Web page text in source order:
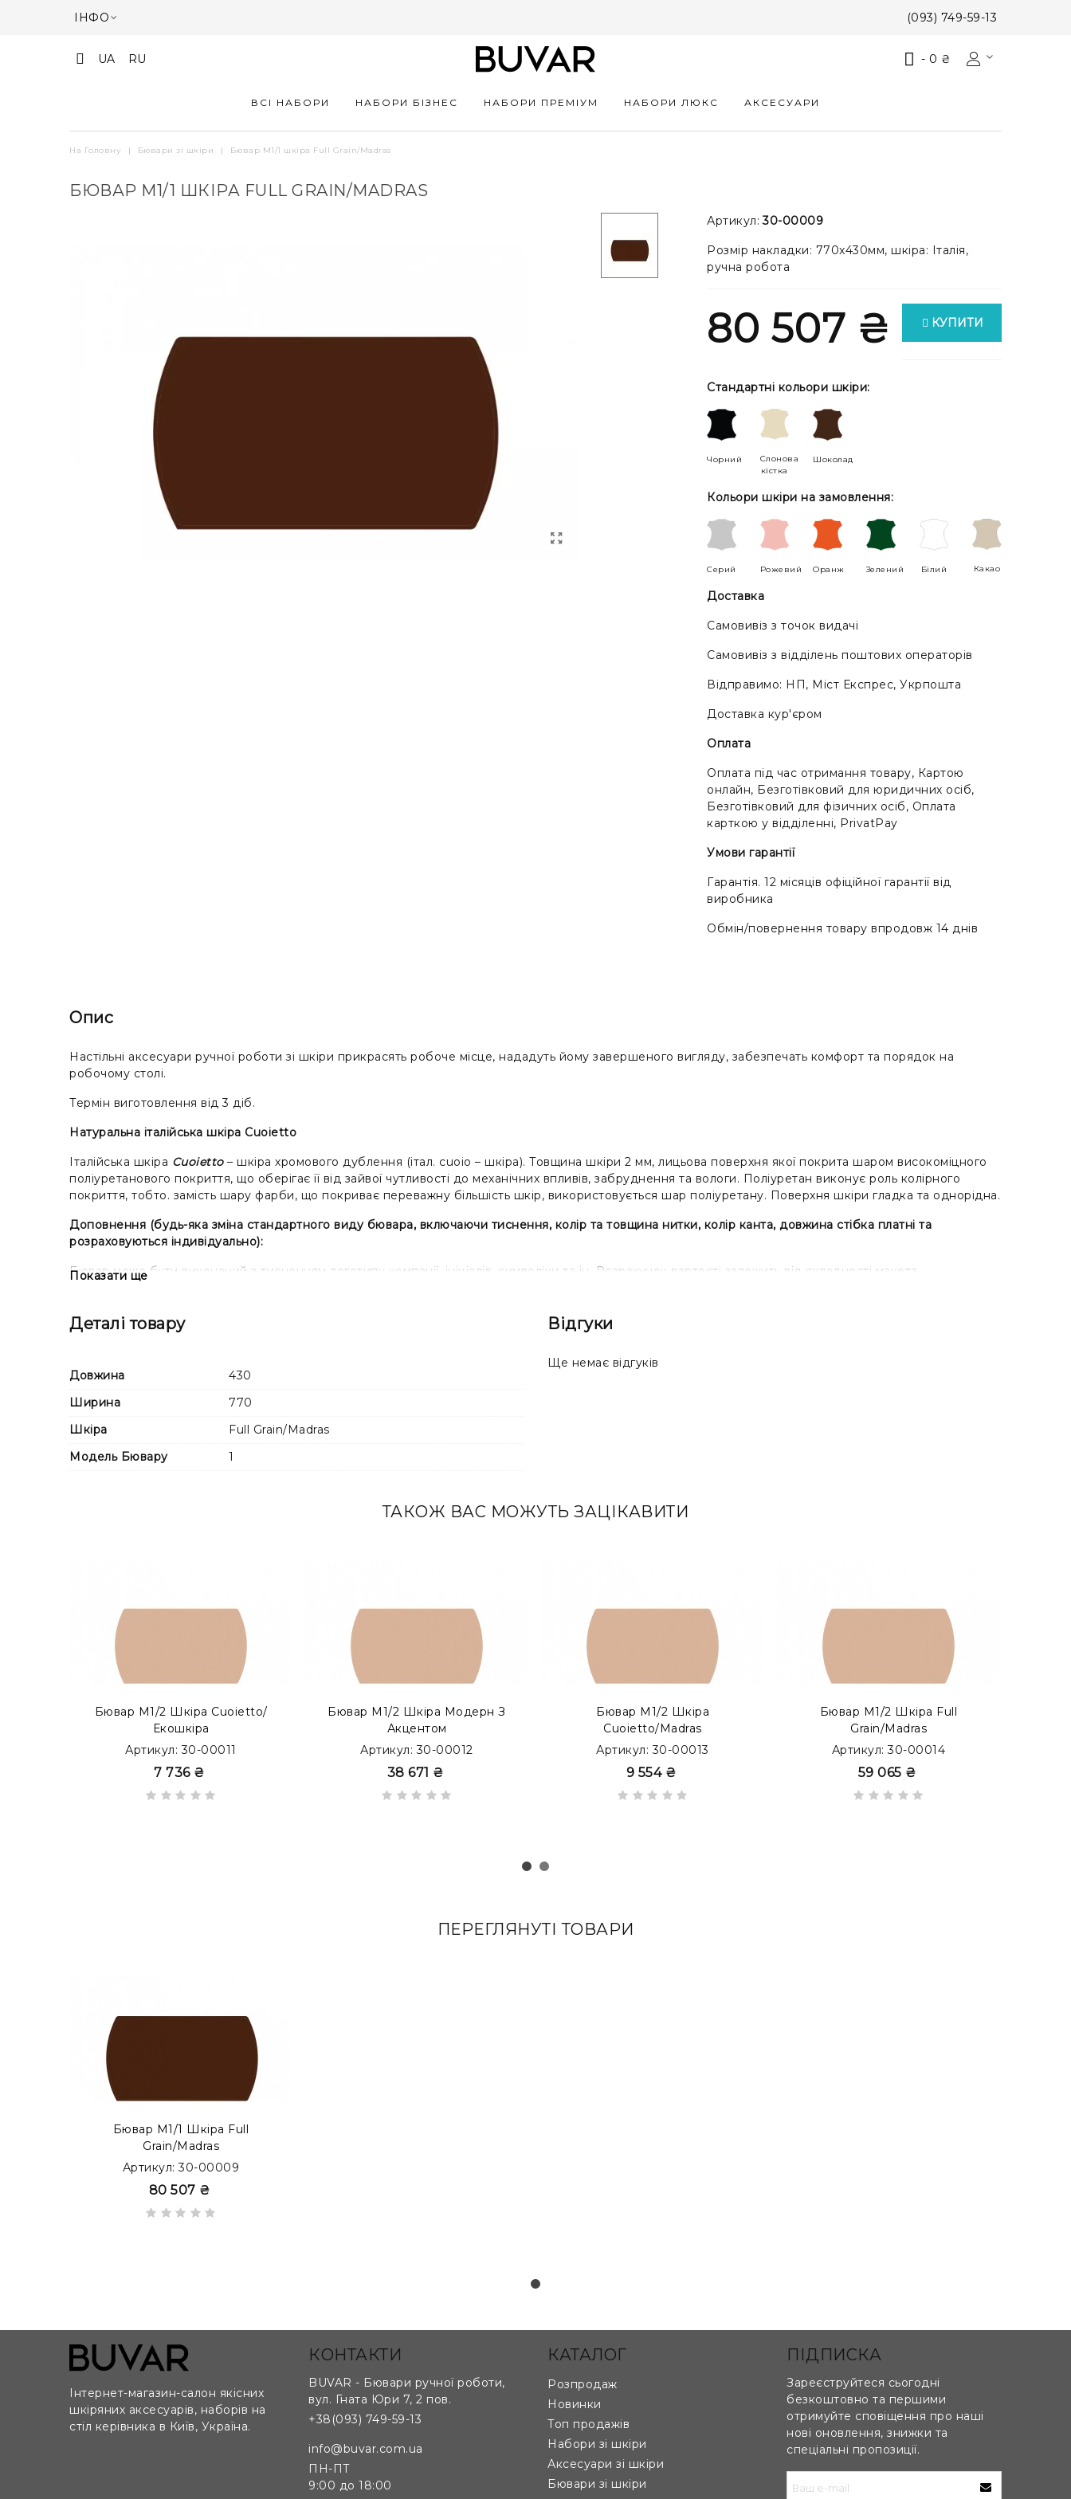
ІНФО (093) 749-59-13
UA RU - 0 ₴
ВСІ НАБОРИ НАБОРИ БІЗНЕС НАБОРИ ПРЕМІУМ НАБОРИ ЛЮКС АКСЕСУАРИ
На Головну | Бювари зі шкіри | Бювар М1/1 шкіра Full Grain/Madras
БЮВАР М1/1 ШКІРА FULL GRAIN/MADRAS
Артикул: 30-00009
Розмір накладки: 770x430мм, шкіра: Італія,
ручна робота
80 507 ₴ КУПИТИ
Стандартні кольори шкіри:
Чорний
Слонова
кістка
Шоколад
Кольори шкіри на замовлення:
Серий Рожевий Оранж Зелений Білий Какао
Доставка
Самовивіз з точок видачі
Самовивіз з відділень поштових операторів
Відправимо: НП, Міст Експрес, Укрпошта
Доставка кур'єром
Оплата
Оплата під час отримання товару, Картою
онлайн, Безготівковий для юридичних осіб,
Безготівковий для фізичних осіб, Оплата
карткою у відділенні, PrivatPay
Умови гарантії
Гарантія. 12 місяців офіційної гарантії від
виробника
Обмін/повернення товару впродовж 14 днів
Опис
Настільні аксесуари ручної роботи зі шкіри прикрасять робоче місце, нададуть йому завершеного вигляду, забезпечать комфорт та порядок на
робочому столі.
Термін виготовлення від 3 діб.
Натуральна італійська шкіра Cuoietto
Італійська шкіра Cuoietto– шкіра хромового дублення (італ. cuoio – шкіра). Товщина шкіри 2 мм, лицьова поверхня якої покрита шаром високоміцного
поліуретанового покриття, що оберігає її від зайвої чутливості до механічних впливів, забруднення та вологи. Поліуретан виконує роль колірного
покриття, тобто. замість шару фарби, що покриває переважну більшість шкір, використовується шар поліуретану. Поверхня шкіри гладка та однорідна.
Доповнення (будь-яка зміна стандартного виду бювара, включаючи тиснення, колір та товщина нитки, колір канта, довжина стібка платні та
розраховуються індивідуально):
Бювар може бути виконаний з тисненням логотипу компанії, ініціалів, символіки та ін. Розрахунок вартості залежить від складності макета,
Можливо виготовлення бюварів у форматі з накладками зі шкіри Full Grain
Можливо виготовлення бюварів на замовлення за лекалами та кресленнями клієнта:
Складний бювар для конференц столу, що складається з 8 частин, що ідеально прилягають до один одного і утворюють єдину робочу
Показати ще
Деталі товару
Довжина
430
Ширина
770
Шкіра
Full Grain/Madras
Модель Бювару
1
Відгуки
Ще немає відгуків
ТАКОЖ ВАС МОЖУТЬ ЗАЦІКАВИТИ
Бювар М1/2 Шкіра Cuoietto/
Екошкіра
Артикул: 30-00011
7 736 ₴
Бювар М1/2 Шкіра Модерн З
Акцентом
Артикул: 30-00012
38 671 ₴
Бювар М1/2 Шкіра
Cuoietto/Madras
Артикул: 30-00013
9 554 ₴
Бювар М1/2 Шкіра Full
Grain/Madras
Артикул: 30-00014
59 065 ₴
ПЕРЕГЛЯНУТІ ТОВАРИ
Бювар М1/1 Шкіра Full
Grain/Madras
Артикул: 30-00009
80 507 ₴
Інтернет-магазин-салон якісних
шкіряних аксесуарів, наборів на
стіл керівника в Київ, Україна.
КОНТАКТИ
BUVAR - Бювари ручної роботи,
вул. Гната Юри 7, 2 пов.
+38(093) 749-59-13
info@buvar.com.ua
ПН-ПТ
9:00 до 18:00
КАТАЛОГ
Розпродаж
Новинки
Топ продажів
Набори зі шкіри
Аксесуари зі шкіри
Бювари зі шкіри
ПІДПИСКА
Зареєструйтеся сьогодні
безкоштовно та першими
отримуйте сповіщення про наші
нові оновлення, знижки та
спеціальні пропозиції.